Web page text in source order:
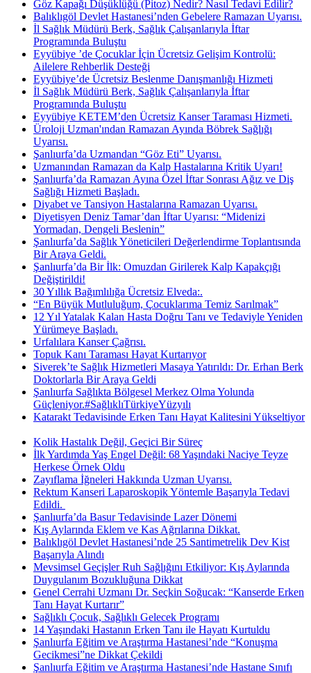
Göz Kapağı Düşüklüğü (Pitoz) Nedir? Nasıl Tedavi Edilir?
Balıklıgöl Devlet Hastanesi’nden Gebelere Ramazan Uyarısı.
İl Sağlık Müdürü Berk, Sağlık Çalışanlarıyla İftar
Programında Buluştu
Eyyübiye ’de Çocuklar İçin Ücretsiz Gelişim Kontrolü:
Ailelere Rehberlik Desteği
Eyyübiye’de Ücretsiz Beslenme Danışmanlığı Hizmeti
İl Sağlık Müdürü Berk, Sağlık Çalışanlarıyla İftar
Programında Buluştu
Eyyübiye KETEM’den Ücretsiz Kanser Taraması Hizmeti.
Üroloji Uzman'ından Ramazan Ayında Böbrek Sağlığı
Uyarısı.
Şanlıurfa’da Uzmandan “Göz Eti” Uyarısı.
Uzmanından Ramazan da Kalp Hastalarına Kritik Uyarı!
Şanlıurfa’da Ramazan Ayına Özel İftar Sonrası Ağız ve Diş
Sağlığı Hizmeti Başladı.
Diyabet ve Tansiyon Hastalarına Ramazan Uyarısı.
Diyetisyen Deniz Tamar’dan İftar Uyarısı: “Midenizi
Yormadan, Dengeli Beslenin”
Şanlıurfa’da Sağlık Yöneticileri Değerlendirme Toplantısında
Bir Araya Geldi.
Şanlıurfa’da Bir İlk: Omuzdan Girilerek Kalp Kapakçığı
Değiştirildi!
30 Yıllık Bağımlılığa Ücretsiz Elveda:.
“En Büyük Mutluluğum, Çocuklarıma Temiz Sarılmak”
12 Yıl Yatalak Kalan Hasta Doğru Tanı ve Tedaviyle Yeniden
Yürümeye Başladı.
Urfalılara Kanser Çağrısı.
Topuk Kanı Taraması Hayat Kurtarıyor
Siverek’te Sağlık Hizmetleri Masaya Yatırıldı: Dr. Erhan Berk
Doktorlarla Bir Araya Geldi
Şanlıurfa Sağlıkta Bölgesel Merkez Olma Yolunda
Güçleniyor.#SağlıklıTürkiyeYüzyılı
Katarakt Tedavisinde Erken Tanı Hayat Kalitesini Yükseltiyor
Kolik Hastalık Değil, Geçici Bir Süreç
İlk Yardımda Yaş Engel Değil: 68 Yaşındaki Naciye Teyze
Herkese Örnek Oldu
Zayıflama İğneleri Hakkında Uzman Uyarısı.
Rektum Kanseri Laparoskopik Yöntemle Başarıyla Tedavi
Edildi. ​
Şanlıurfa’da Basur Tedavisinde Lazer Dönemi
Kış Aylarında Eklem ve Kas Ağrılarına Dikkat.
Balıklıgöl Devlet Hastanesi’nde 25 Santimetrelik Dev Kist
Başarıyla Alındı
Mevsimsel Geçişler Ruh Sağlığını Etkiliyor: Kış Aylarında
Duygulanım Bozukluğuna Dikkat
Genel Cerrahi Uzmanı Dr. Seçkin Soğucak: “Kanserde Erken
Tanı Hayat Kurtarır”
Sağlıklı Çocuk, Sağlıklı Gelecek Programı
14 Yaşındaki Hastanın Erken Tanı ile Hayatı Kurtuldu
Şanlıurfa Eğitim ve Araştırma Hastanesi’nde “Konuşma
Gecikmesi”ne Dikkat Çekildi
Şanlıurfa Eğitim ve Araştırma Hastanesi’nde Hastane Sınıfı